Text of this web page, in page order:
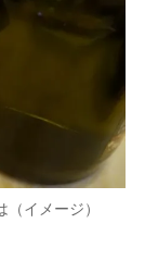
イメージ）